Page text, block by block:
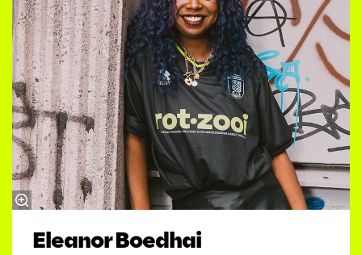
Eleanor Boedhai